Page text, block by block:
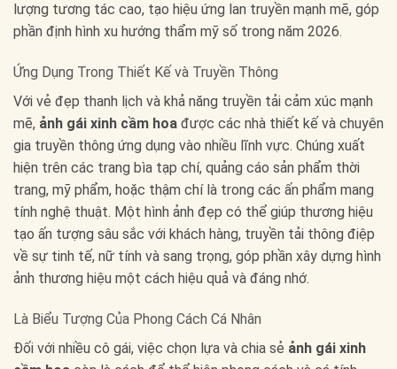
lượng tương tác cao, tạo hiệu ứng lan truyền mạnh mẽ, góp
phần định hình xu hướng thẩm mỹ số trong năm 2026.
Ứng Dụng Trong Thiết Kế và Truyền Thông
Với vẻ đẹp thanh lịch và khả năng truyền tải cảm xúc mạnh
mẽ, ảnh gái xinh cầm hoa được các nhà thiết kế và chuyên
gia truyền thông ứng dụng vào nhiều lĩnh vực. Chúng xuất
hiện trên các trang bìa tạp chí, quảng cáo sản phẩm thời
trang, mỹ phẩm, hoặc thậm chí là trong các ấn phẩm mang
tính nghệ thuật. Một hình ảnh đẹp có thể giúp thương hiệu
tạo ấn tượng sâu sắc với khách hàng, truyền tải thông điệp
về sự tinh tế, nữ tính và sang trọng, góp phần xây dựng hình
ảnh thương hiệu một cách hiệu quả và đáng nhớ.
Là Biểu Tượng Của Phong Cách Cá Nhân
Đối với nhiều cô gái, việc chọn lựa và chia sẻ ảnh gái xinh